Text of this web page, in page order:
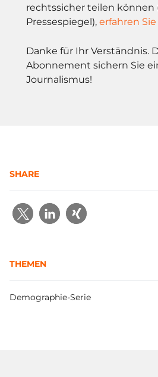
rechtssicher teilen können
Pressespiegel), erfahren
Danke für Ihr Verständnis.
Abonnement sichern Sie
Journalismus!
SHARE
THEMEN
Demographie-Serie